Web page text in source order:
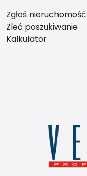
Zgłoś nieruchomość
Zleć poszukiwanie
Kalkulator